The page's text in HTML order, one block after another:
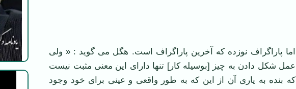
اما پاراگراف نوزده که آخرین پاراگراف است. هگل می گوید : « ولی
عمل شكل دادن به چیز [بوسیله كار] تنها دارای این معنی مثبت نیست
كه بنده به یاری آن از این كه به ‌طور واقعی و عینی برای خود وجود